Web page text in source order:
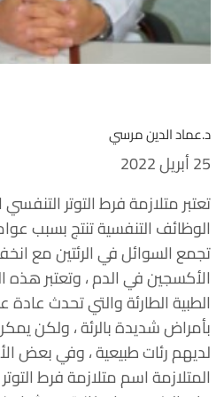
د.عماد الدين مرسي
25 أبريل 2022
تعتبر متلازمة فرط التوتر
الوظائف التنفسية تنتج بسبب
تجمع السوائل في الرئتين مع
الأكسجين في الدم ، وتعتبر هذه
الطبية الطارئة والتي تحدث
بأمراض شديدة بالرئة ، ولكن
لديهم رئات طبيعية ، وفي بعض
المتلازمة اسم متلازمة فرط